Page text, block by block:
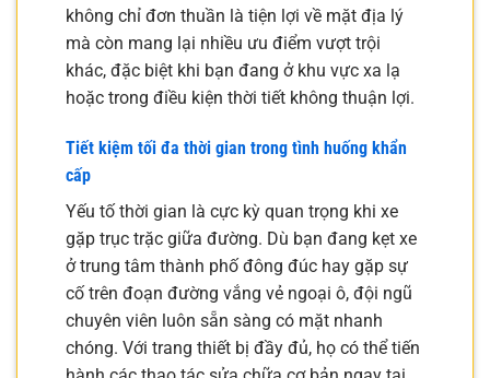
không chỉ đơn thuần là tiện lợi về mặt địa lý
mà còn mang lại nhiều ưu điểm vượt trội
khác, đặc biệt khi bạn đang ở khu vực xa lạ
hoặc trong điều kiện thời tiết không thuận lợi.
Tiết kiệm tối đa thời gian trong tình huống khẩn
cấp
Yếu tố thời gian là cực kỳ quan trọng khi xe
gặp trục trặc giữa đường. Dù bạn đang kẹt xe
ở trung tâm thành phố đông đúc hay gặp sự
cố trên đoạn đường vắng vẻ ngoại ô, đội ngũ
chuyên viên luôn sẵn sàng có mặt nhanh
chóng. Với trang thiết bị đầy đủ, họ có thể tiến